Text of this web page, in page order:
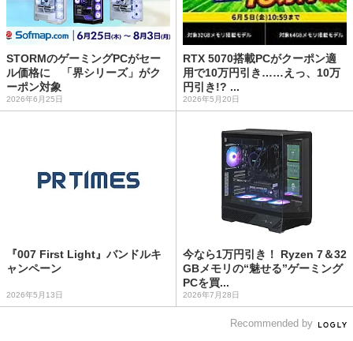
STORMのゲーミングPCがセー
ル価格に 「界シリーズ」がク
ーポン対象
2026年6月25日
RTX 5070搭載PCがクーポン適
用で10万円引き……えっ、10万
円引き!? ...
2026年5月20日
『007 First Light』バンドルキ
ャンペーン
2026年5月13日
今なら1万円引き！ Ryzen 7＆32
GBメモリの“魅せる”ゲーミング
PCを買...
2026年7月28日
Recommended by